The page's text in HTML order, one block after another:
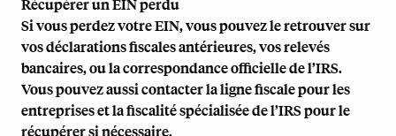
Récupérer un EIN perdu
Si vous perdez votre EIN, vous pouvez le retrouver sur
vos déclarations fiscales antérieures, vos relevés
bancaires, ou la correspondance officielle de l’IRS.
Vous pouvez aussi contacter la ligne fiscale pour les
entreprises et la fiscalité spécialisée de l’IRS pour le
récupérer si nécessaire.